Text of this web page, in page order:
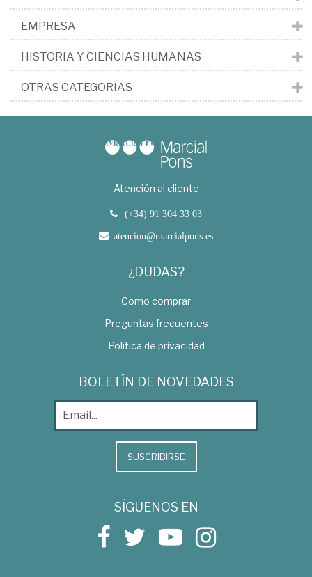
EMPRESA
HISTORIA Y CIENCIAS HUMANAS
OTRAS CATEGORÍAS
Atención al cliente
(+34) 91 304 33 03
atencion@marcialpons.es
¿DUDAS?
Como comprar
Preguntas frecuentes
Política de privacidad
BOLETÍN DE NOVEDADES
SUSCRIBIRSE
SÍGUENOS EN